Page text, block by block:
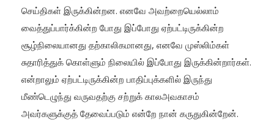
செய்திகள் இருக்கின்றன. எனவே அவற்றையெல்லாம்
வைத்துப்பார்க்கின்ற போது இப்போது ஏற்பட்டிருக்கின்ற
சூழ்நிலையானது தற்காலிகமானது, எனவே முஸ்லிம்கள்
சுதாரித்துக் கொள்ளும் நிலையில் இப்போது இருக்கின்றார்கள்.
என்றாலும் ஏற்பட்டிருக்கின்ற பாதிப்புக்களில் இருந்து
மீண்டெழுந்து வருவதற்கு சற்றுக் காலஅவகாசம்
அவர்களுக்குத் தேவைப்படும் என்றே நான் கருதுகின்றேன்.